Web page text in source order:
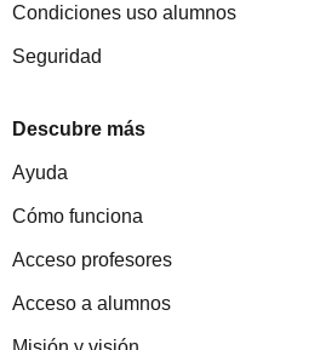
Condiciones uso alumnos
Seguridad
Descubre más
Ayuda
Cómo funciona
Acceso profesores
Acceso a alumnos